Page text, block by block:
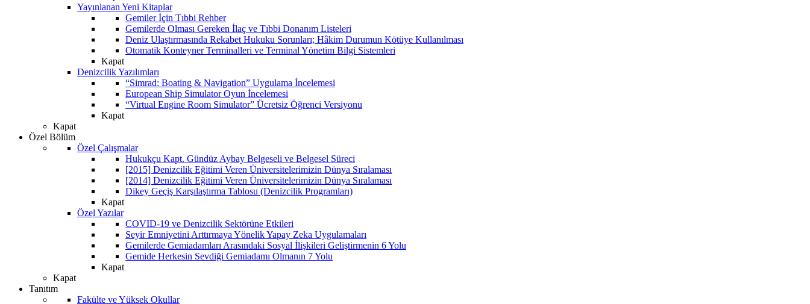
Yayınlanan Yeni Kitaplar
Gemiler İçin Tıbbi Rehber
Gemilerde Olması Gereken İlaç ve Tıbbi Donanım Listeleri
Deniz Ulaştırmasında Rekabet Hukuku Sorunları; Hâkim Durumun Kötüye Kullanılması
Otomatik Konteyner Terminalleri ve Terminal Yönetim Bilgi Sistemleri
Kapat
Denizcilik Yazılımları
“Simrad: Boating & Navigation” Uygulama İncelemesi
European Ship Simulator Oyun İncelemesi
“Virtual Engine Room Simulator” Ücretsiz Öğrenci Versiyonu
Kapat
Kapat
Özel Bölüm
Özel Çalışmalar
Hukukçu Kapt. Gündüz Aybay Belgeseli ve Belgesel Süreci
[2015] Denizcilik Eğitimi Veren Üniversitelerimizin Dünya Sıralaması
[2014] Denizcilik Eğitimi Veren Üniversitelerimizin Dünya Sıralaması
Dikey Geçiş Karşılaştırma Tablosu (Denizcilik Programları)
Kapat
Özel Yazılar
COVID-19 ve Denizcilik Sektörüne Etkileri
Seyir Emniyetini Arttırmaya Yönelik Yapay Zeka Uygulamaları
Gemilerde Gemiadamları Arasındaki Sosyal İlişkileri Geliştirmenin 6 Yolu
Gemide Herkesin Sevdiği Gemiadamı Olmanın 7 Yolu
Kapat
Kapat
Tanıtım
Fakülte ve Yüksek Okullar